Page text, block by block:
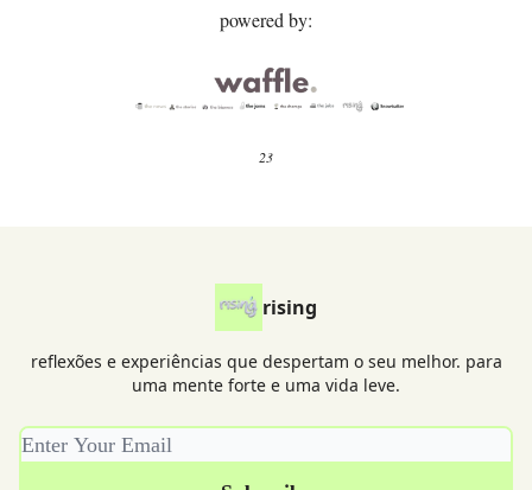
powered by:
23
rising
reflexões e experiências que despertam o seu melhor. para
uma mente forte e uma vida leve.